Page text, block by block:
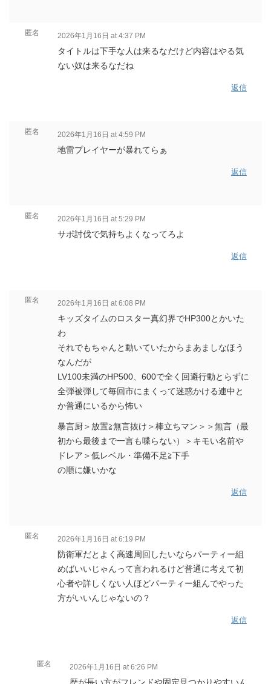
匿名 2026年1月16日 at 4:37 PM
タイトルは下手な人は来るなだけど内容はやる気
ない奴は来るなだね
返信
匿名 2026年1月16日 at 4:59 PM
地雷プレイヤーが暴れてらぁ
返信
匿名 2026年1月16日 at 5:29 PM
サポ討伐で気持ちよくなってろよ
返信
匿名 2026年1月16日 at 6:08 PM
キッズタイムのロスター真幻界でHP300とかいた
わ
それでもちゃんと動いていたからまあましなほう
なんだが
LV100未満のHP500、600で全く回避行動とらずに
全弾被弾して毎回市にまくって迷惑かける連中と
か普通にいるから怖い
暴言厨＞放置≧無言抜け＞棒立ちマン＞＞無言（最
初から最後まで一言も喋らない）＞キモい名前や
ドレア＞低レベル・準備不足≧下手
の順に嫌いかな
返信
匿名 2026年1月16日 at 6:19 PM
防衛軍だとよく高速周回したいならパーティー組
めばいいじゃんって言われるけど普通に考えて初
心者や詳しくない人ほどパーティー組んでやった
方がいいんじゃないの？
返信
匿名 2026年1月16日 at 6:26 PM